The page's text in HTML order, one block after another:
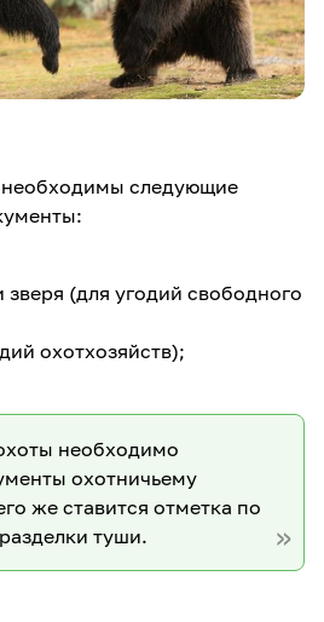
необходимы следующие
(для угодий свободного
охотхозяйств);
необходимо
охотничьему
же ставится отметка по
туши.